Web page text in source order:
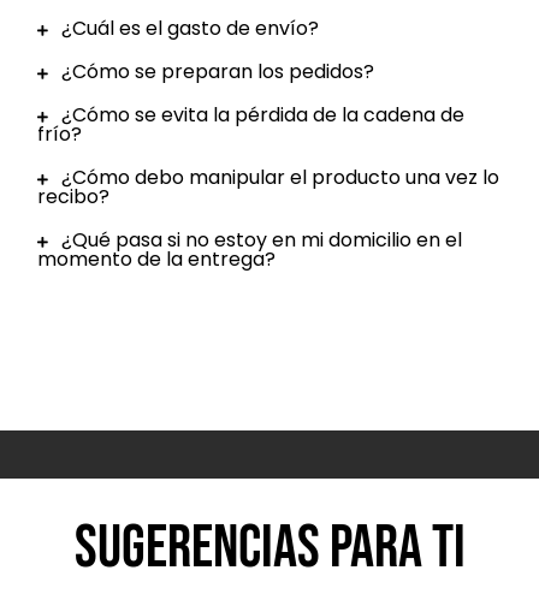
¿Cuál es el gasto de envío?
¿Cómo se preparan los pedidos?
¿Cómo se evita la pérdida de la cadena de
frío?
¿Cómo debo manipular el producto una vez lo
recibo?
¿Qué pasa si no estoy en mi domicilio en el
momento de la entrega?
Sugerencias para ti